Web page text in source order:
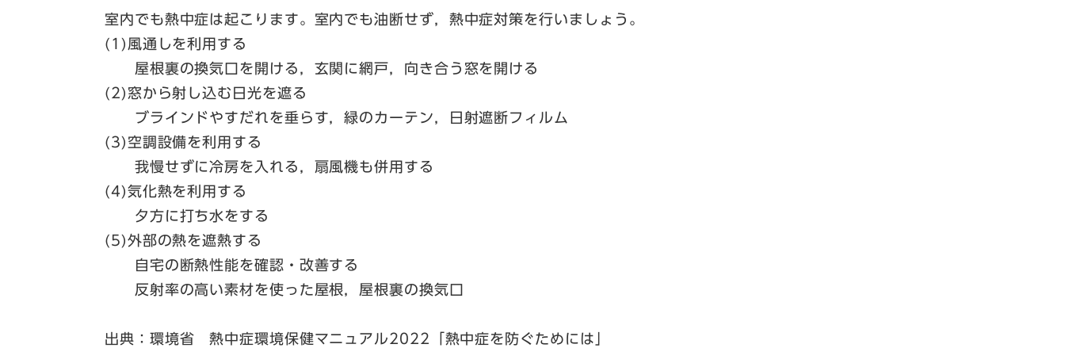
室内でも熱中症は起こります。室内でも油断せず，熱中症対策を行いましょう。
(1)風通しを利用する
屋根裏の換気口を開ける，玄関に網戸，向き合う窓を開ける
(2)窓から射し込む日光を遮る
ブラインドやすだれを垂らす，緑のカーテン，日射遮断フィルム
(3)空調設備を利用する
我慢せずに冷房を入れる，扇風機も併用する
(4)気化熱を利用する
夕方に打ち水をする
(5)外部の熱を遮熱する
自宅の断熱性能を確認・改善する
反射率の高い素材を使った屋根，屋根裏の換気口
出典：環境省 熱中症環境保健マニュアル2022「熱中症を防ぐためには」